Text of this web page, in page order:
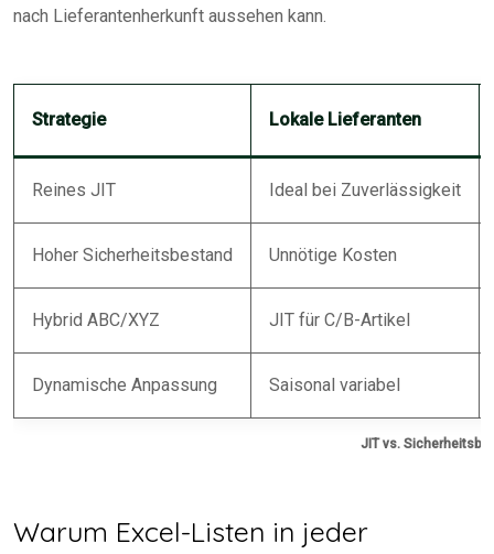
nach Lieferantenherkunft aussehen kann.
JIT vs.
Strategie Lokale Lieferanten
Reines JIT Ideal bei Zuverlässigkeit
Hoher Sicherheitsbestand Unnötige Kosten
Hybrid ABC/XYZ JIT für C/B-Artikel
Dynamische Anpassung Saisonal variabel
Warum Excel-Listen in jeder